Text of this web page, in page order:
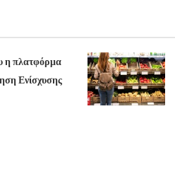
η πλατφόρμα
Ενίσχυσης